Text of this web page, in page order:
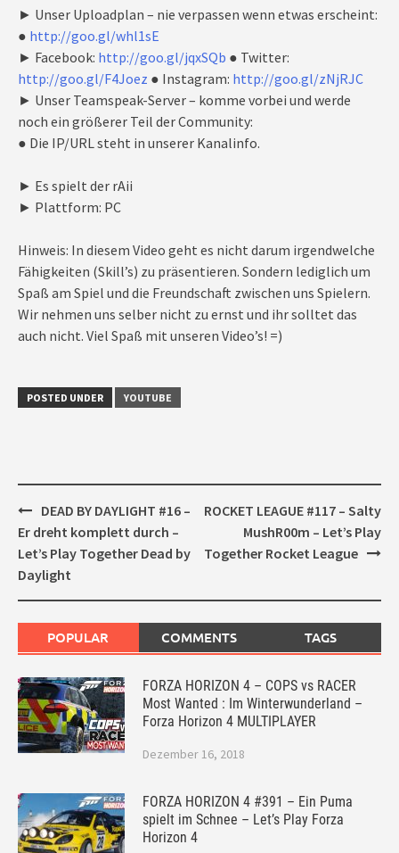
► Unser Uploadplan – nie verpassen wenn etwas erscheint:
● http://goo.gl/whl1sE
► Facebook: http://goo.gl/jqxSQb ● Twitter:
http://goo.gl/F4Joez ● Instagram: http://goo.gl/zNjRJC
► Unser Teamspeak-Server – komme vorbei und werde
noch ein größerer Teil der Community:
● Die IP/URL steht in unserer Kanalinfo.
► Es spielt der rAii
► Plattform: PC
Hinweis: In diesem Video geht es nicht darum irgendwelche
Fähigkeiten (Skill’s) zu präsentieren. Sondern lediglich um
Spaß am Spiel und die Freundschaft zwischen uns Spielern.
Wir nehmen uns selber nicht zu ernst und ihr solltet das
auch nicht. Viel Spaß mit unseren Video’s! =)
POSTED UNDER YOUTUBE
Post
navigation
DEAD BY DAYLIGHT #16 –
Er dreht komplett durch –
Let’s Play Together Dead by
Daylight
ROCKET LEAGUE #117 – Salty
MushR00m – Let’s Play
Together Rocket League
POPULAR COMMENTS TAGS
FORZA HORIZON 4 – COPS vs RACER
Most Wanted : Im Winterwunderland –
Forza Horizon 4 MULTIPLAYER
Dezember 16, 2018
FORZA HORIZON 4 #391 – Ein Puma
spielt im Schnee – Let’s Play Forza
Horizon 4